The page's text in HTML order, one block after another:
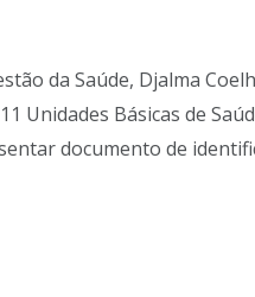
da Saúde, Djalma
Unidades Básicas de
documento de